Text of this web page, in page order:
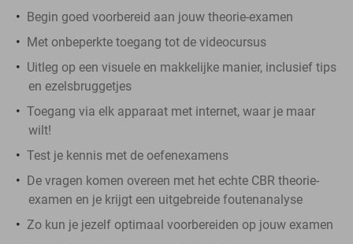
Begin goed voorbereid aan jouw theorie-examen
Met onbeperkte toegang tot de videocursus
Uitleg op een visuele en makkelijke manier, inclusief tips
en ezelsbruggetjes
Toegang via elk apparaat met internet, waar je maar
wilt!
Test je kennis met de oefenexamens
De vragen komen overeen met het echte CBR theorie-
examen en je krijgt een uitgebreide foutenanalyse
Zo kun je jezelf optimaal voorbereiden op jouw examen